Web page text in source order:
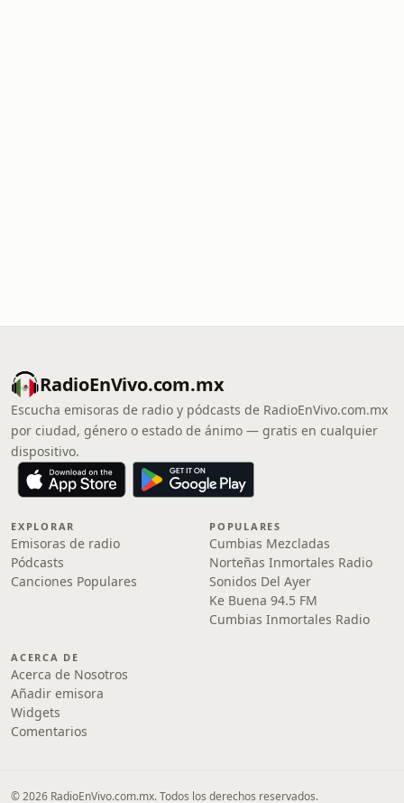
RadioEnVivo.com.mx
Escucha emisoras de radio y pódcasts de RadioEnVivo.com.mx
por ciudad, género o estado de ánimo — gratis en cualquier
dispositivo.
EXPLORAR
Emisoras de radio
Pódcasts
Canciones Populares
POPULARES
Cumbias Mezcladas
Norteñas Inmortales Radio
Sonidos Del Ayer
Ke Buena 94.5 FM
Cumbias Inmortales Radio
ACERCA DE
Acerca de Nosotros
Añadir emisora
Widgets
Comentarios
© 2026 RadioEnVivo.com.mx. Todos los derechos reservados.